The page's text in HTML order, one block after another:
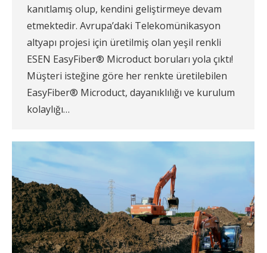
kanıtlamış olup, kendini geliştirmeye devam
etmektedir. Avrupa’daki Telekomünikasyon
altyapı projesi için üretilmiş olan yeşil renkli
ESEN EasyFiber® Microduct boruları yola çıktı!
Müşteri isteğine göre her renkte üretilebilen
EasyFiber® Microduct, dayanıklılığı ve kurulum
kolaylığı…